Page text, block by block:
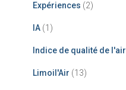
Expériences (2)
IA (1)
Indice de qualité de l'air
Limoil'Air (13)